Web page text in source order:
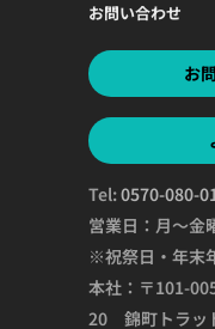
お問い合わせ
お
Tel:0570-080-
営業日：月～金
※祝祭日・年末
本社：〒101-
20 錦町トラッ